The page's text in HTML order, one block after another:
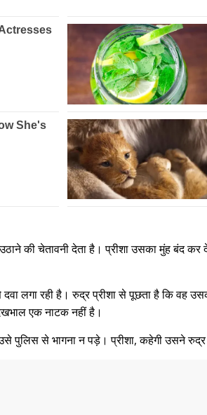
उठाने की चेतावनी देता है। प्रीशा उसका मुंह
लगा रही है। रुद्र प्रीशा से पूछता है कि वह
एक नाटक नहीं है।
से भागना न पड़े। प्रीशा, कहेगी उसने रुद्र